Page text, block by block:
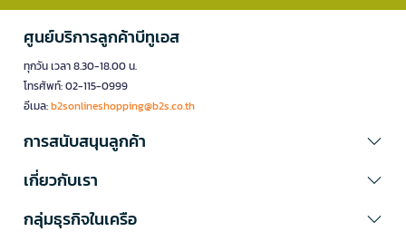
ศูนย์บริการลูกค้าบีทูเอส
ทุกวัน เวลา 8.30-18.00 น.
โทรศัพท์: 02-115-0999
อีเมล:b2sonlineshopping@b2s.co.th
การสนับสนุนลูกค้า
เกี่ยวกับเรา
กลุ่มธุรกิจในเครือ